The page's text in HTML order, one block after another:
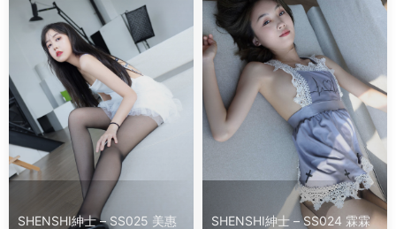
SHENSHI紳士 – SS025 美惠
SHENSHI紳士 – SS024 霖霖